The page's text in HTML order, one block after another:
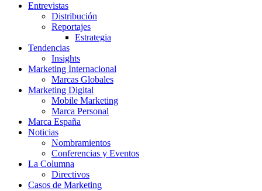
Entrevistas
Distribución
Reportajes
Estrategia
Tendencias
Insights
Marketing Internacional
Marcas Globales
Marketing Digital
Mobile Marketing
Marca Personal
Marca España
Noticias
Nombramientos
Conferencias y Eventos
La Columna
Directivos
Casos de Marketing